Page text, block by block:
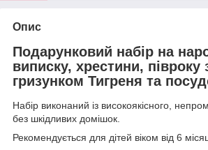
Опис
Подарунковий набір на
виписку, хрестини, півроку
гризунком Тигреня та
Набір виконаний із високоякісного,
без шкідливих домішок.
Рекомендується для дітей віком від 6